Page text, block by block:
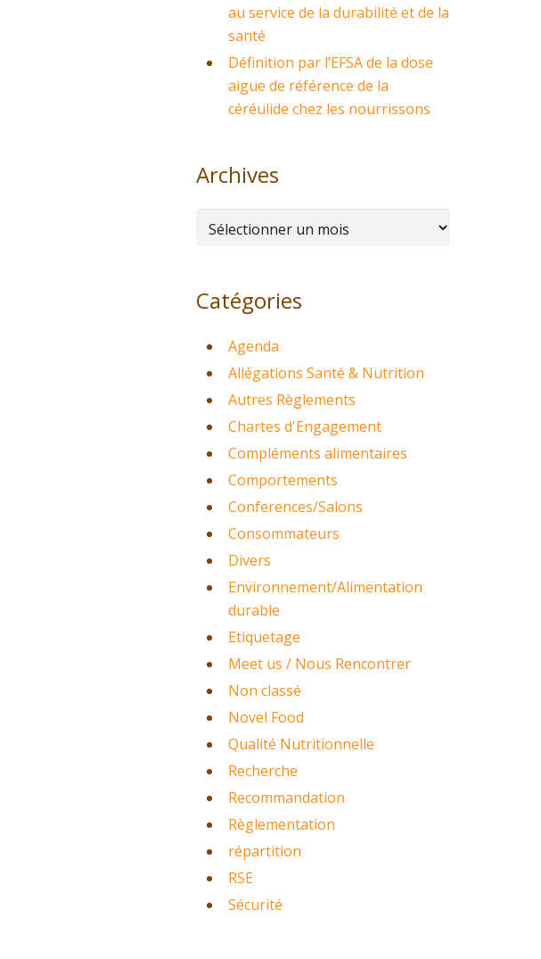
au service de la durabilité et de la
santé
Définition par l’EFSA de la dose
aigue de référence de la
céréulide chez les nourrissons
Archives
Archives
Catégories
Agenda
Allégations Santé & Nutrition
Autres Règlements
Chartes d'Engagement
Compléments alimentaires
Comportements
Conferences/Salons
Consommateurs
Divers
Environnement/Alimentation
durable
Etiquetage
Meet us / Nous Rencontrer
Non classé
Novel Food
Qualité Nutritionnelle
Recherche
Recommandation
Règlementation
répartition
RSE
Sécurité